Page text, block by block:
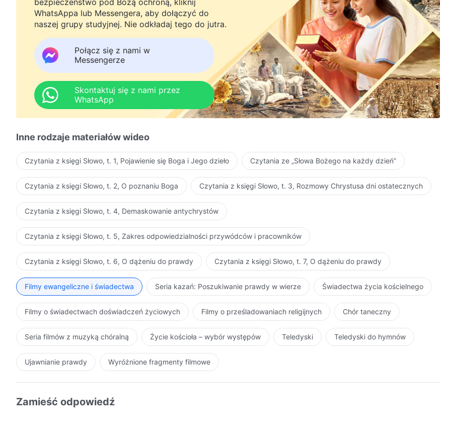
WhatsAppa lub Messengera, aby dołączyć do
naszej grupy studyjnej. Nie odkładaj tego do jutra.
Połącz się z nami w
Messengerze
Skontaktuj się z nami przez
WhatsApp
Inne rodzaje materiałów wideo
Czytania z księgi Słowo, t. 1, Pojawienie się Boga i Jego dzieło Czytania ze „Słowa Bożego na każdy dzień”
Czytania z księgi Słowo, t. 2, O poznaniu Boga Czytania z księgi Słowo, t. 3, Rozmowy Chrystusa dni ostatecznych
Czytania z księgi Słowo, t. 4, Demaskowanie antychrystów
Czytania z księgi Słowo, t. 5, Zakres odpowiedzialności przywódców i pracowników
Czytania z księgi Słowo, t. 6, O dążeniu do prawdy Czytania z księgi Słowo, t. 7, O dążeniu do prawdy
Filmy ewangeliczne i świadectwa Seria kazań: Poszukiwanie prawdy w wierze Świadectwa życia kościelnego
Filmy o świadectwach doświadczeń życiowych Filmy o prześladowaniach religijnych Chór taneczny
Seria filmów z muzyką chóralną Życie kościoła – wybór występów Teledyski Teledyski do hymnów
Ujawnianie prawdy Wyróżnione fragmenty filmowe
Zamieść odpowiedź